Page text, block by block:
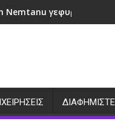
γεφυρώνουν